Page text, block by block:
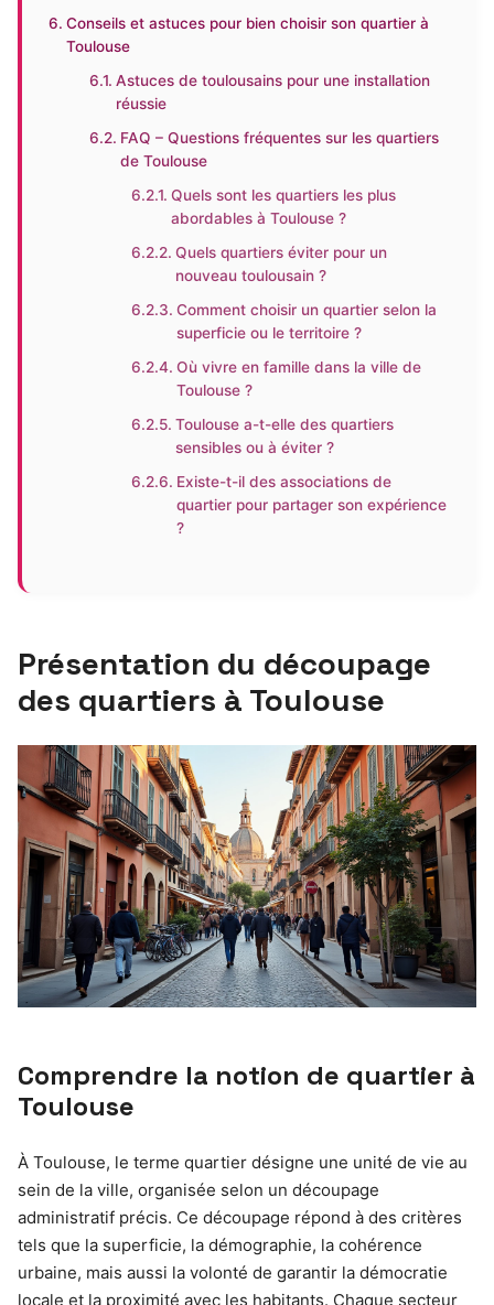
Conseils et astuces pour bien choisir son quartier à
Toulouse
Astuces de toulousains pour une installation
réussie
FAQ – Questions fréquentes sur les quartiers
de Toulouse
Quels sont les quartiers les plus
abordables à Toulouse ?
Quels quartiers éviter pour un
nouveau toulousain ?
Comment choisir un quartier selon la
superficie ou le territoire ?
Où vivre en famille dans la ville de
Toulouse ?
Toulouse a-t-elle des quartiers
sensibles ou à éviter ?
Existe-t-il des associations de
quartier pour partager son expérience
?
Présentation du découpage
des quartiers à Toulouse
Comprendre la notion de quartier à
Toulouse
À Toulouse, le terme quartier désigne une unité de vie au
sein de la ville, organisée selon un découpage
administratif précis. Ce découpage répond à des critères
tels que la superficie, la démographie, la cohérence
urbaine, mais aussi la volonté de garantir la démocratie
locale et la proximité avec les habitants. Chaque secteur